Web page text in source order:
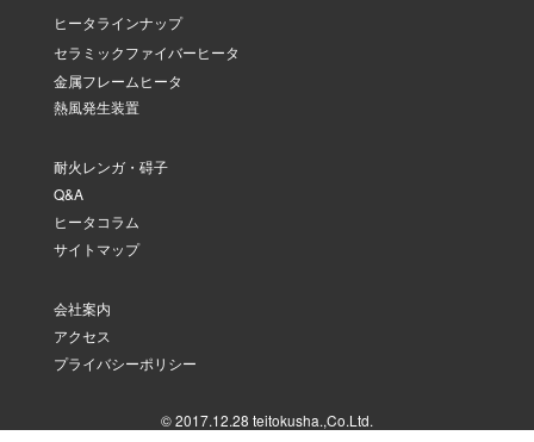
ヒータラインナップ
セラミックファイバーヒータ
金属フレームヒータ
熱風発生装置
耐火レンガ・碍子
Q&A
ヒータコラム
サイトマップ
会社案内
アクセス
プライバシーポリシー
© 2017.12.28 teitokusha.,Co.Ltd.